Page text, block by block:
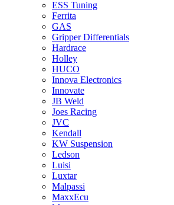
ESS Tuning
Ferrita
GAS
Gripper Differentials
Hardrace
Holley
HUCO
Innova Electronics
Innovate
JB Weld
Joes Racing
JVC
Kendall
KW Suspension
Ledson
Luisi
Luxtar
Malpassi
MaxxEcu